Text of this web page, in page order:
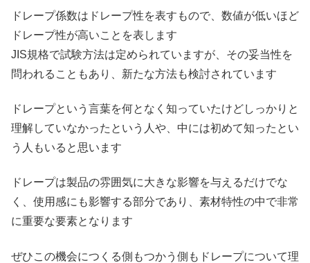
ドレープ係数はドレープ性を表すもので、数値が低いほど
ドレープ性が高いことを表します
JIS規格で試験方法は定められていますが、その妥当性を
問われることもあり、新たな方法も検討されています
ドレープという言葉を何となく知っていたけどしっかりと
理解していなかったという人や、中には初めて知ったとい
う人もいると思います
ドレープは製品の雰囲気に大きな影響を与えるだけでな
く、使用感にも影響する部分であり、素材特性の中で非常
に重要な要素となります
ぜひこの機会につくる側もつかう側もドレープについて理